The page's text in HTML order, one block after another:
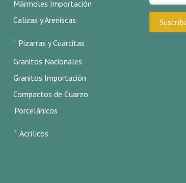
Mármoles Importación
Calizas y Areniscas
Pizarras y Cuarcitas
Granitos Nacionales
Granitos Importación
Compactos de Cuarzo
Porcelánicos
Acrílicos